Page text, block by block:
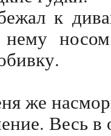
к
нему
же
Весь в